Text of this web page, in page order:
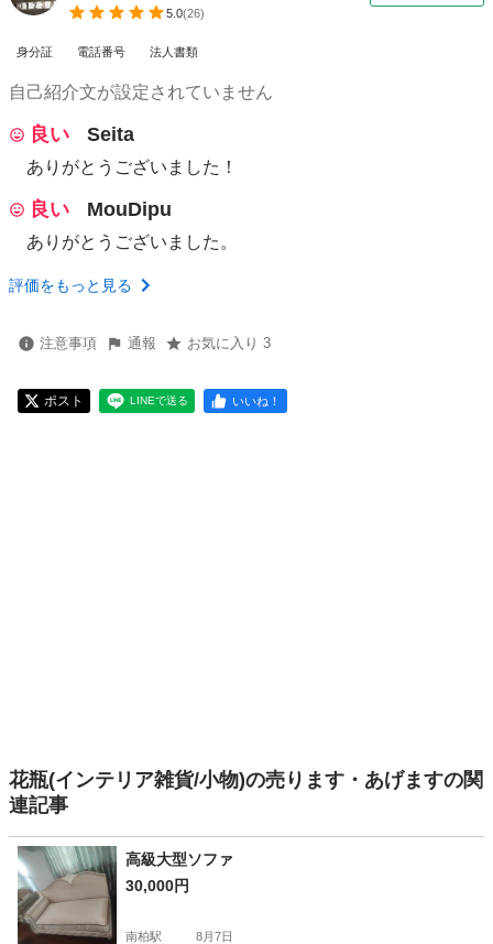
5.0(26)
身分証 電話番号 法人書類
自己紹介文が設定されていません
良い Seita
ありがとうございました！
良い MouDipu
ありがとうございました。
評価をもっと見る
注意事項 通報 お気に入り 3
ポスト LINEで送る いいね！
花瓶(インテリア雑貨/小物)の売ります・あげますの関
連記事
高級大型ソファ
30,000円
南柏駅 8月7日